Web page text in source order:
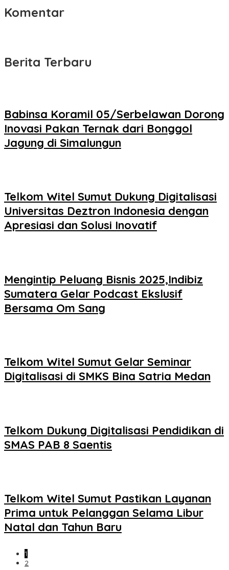
Komentar
Berita Terbaru
Babinsa Koramil 05/Serbelawan Dorong
Inovasi Pakan Ternak dari Bonggol
Jagung di Simalungun
Telkom Witel Sumut Dukung Digitalisasi
Universitas Deztron Indonesia dengan
Apresiasi dan Solusi Inovatif
Mengintip Peluang Bisnis 2025,Indibiz
Sumatera Gelar Podcast Ekslusif
Bersama Om Sang
Telkom Witel Sumut Gelar Seminar
Digitalisasi di SMKS Bina Satria Medan
Telkom Dukung Digitalisasi Pendidikan di
SMAS PAB 8 Saentis
Telkom Witel Sumut Pastikan Layanan
Prima untuk Pelanggan Selama Libur
Natal dan Tahun Baru
1
2